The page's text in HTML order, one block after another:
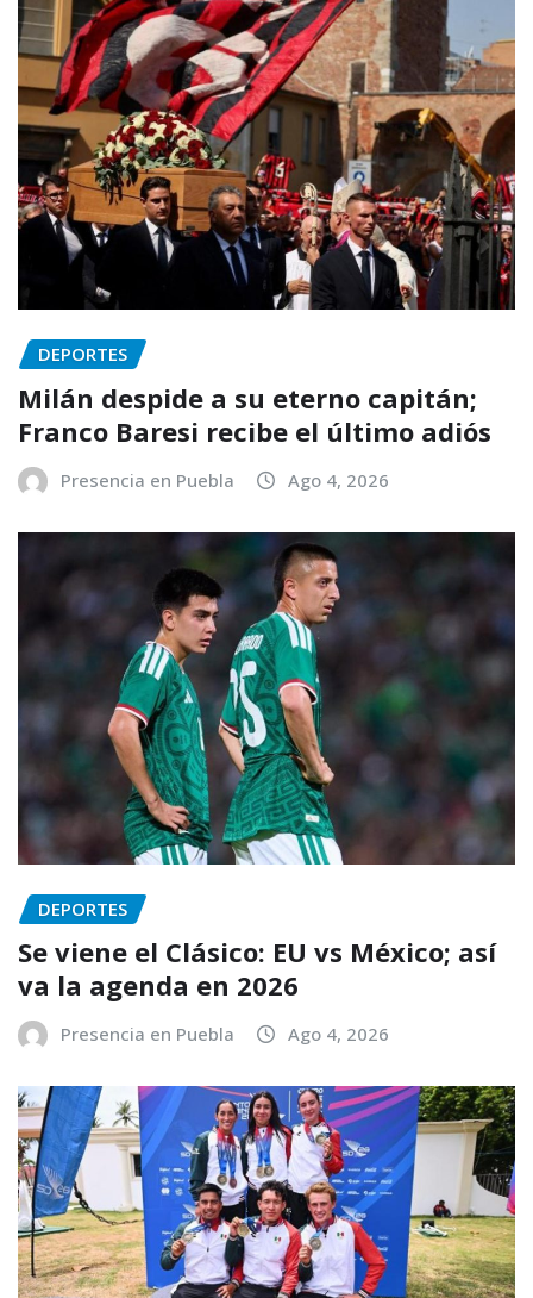
DEPORTES
Milán despide a su eterno capitán;
Franco Baresi recibe el último adiós
Presencia en Puebla Ago 4, 2026
DEPORTES
Se viene el Clásico: EU vs México; así
va la agenda en 2026
Presencia en Puebla Ago 4, 2026